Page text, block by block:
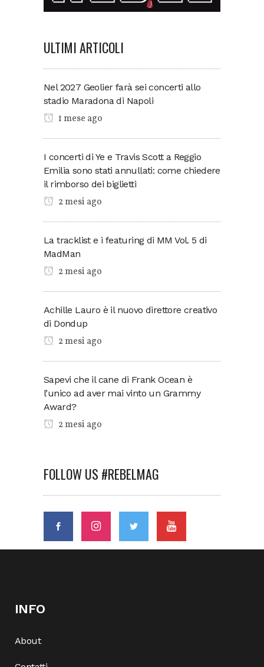
ULTIMI ARTICOLI
Nel 2027 Geolier farà sei concerti allo
stadio Maradona di Napoli
1 mese ago
I concerti di Ye e Travis Scott a Reggio
Emilia sono stati annullati: come chiedere
il rimborso dei biglietti
2 mesi ago
La tracklist e i featuring di MM Vol. 5 di
MadMan
2 mesi ago
Achille Lauro è il nuovo direttore creativo
di Dondup
2 mesi ago
Sapevi che il cane di Frank Ocean è
l’unico ad aver mai vinto un Grammy
Award?
2 mesi ago
FOLLOW US #REBELMAG
INFO
About